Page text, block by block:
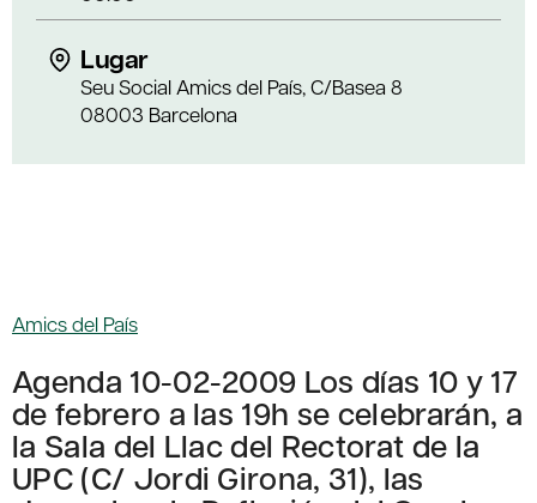
Lugar
Seu Social Amics del País, C/Basea 8
08003 Barcelona
Amics del País
Agenda 10-02-2009 Los días 10 y 17
de febrero a las 19h se celebrarán, a
la Sala del Llac del Rectorat de la
UPC (C/ Jordi Girona, 31), las